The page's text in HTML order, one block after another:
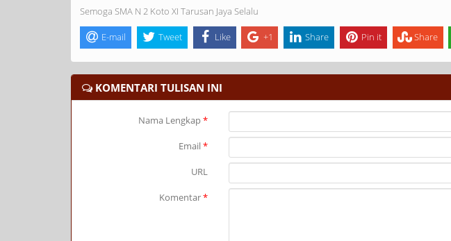
Semoga SMA N 2 Koto XI Tarusan Jaya Selalu
E-mail Tweet Like +1 Share Pin it Share
KOMENTARI TULISAN INI
Nama Lengkap*
Email*
URL
Komentar*